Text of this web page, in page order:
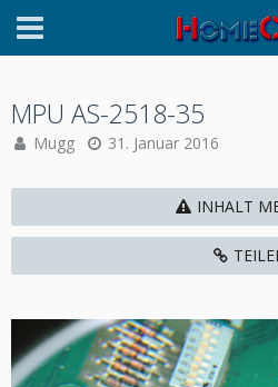
MPU AS-2518-35
Mugg 31. Januar 2016
INHALT